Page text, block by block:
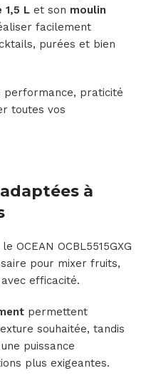
1,5 L et son moulin
facilement
purées et bien
performance, praticité
toutes vos
à
le OCEAN OCBL5515GXG
pour mixer fruits,
efficacité.
permettent
souhaitée, tandis
puissance
plus exigeantes.